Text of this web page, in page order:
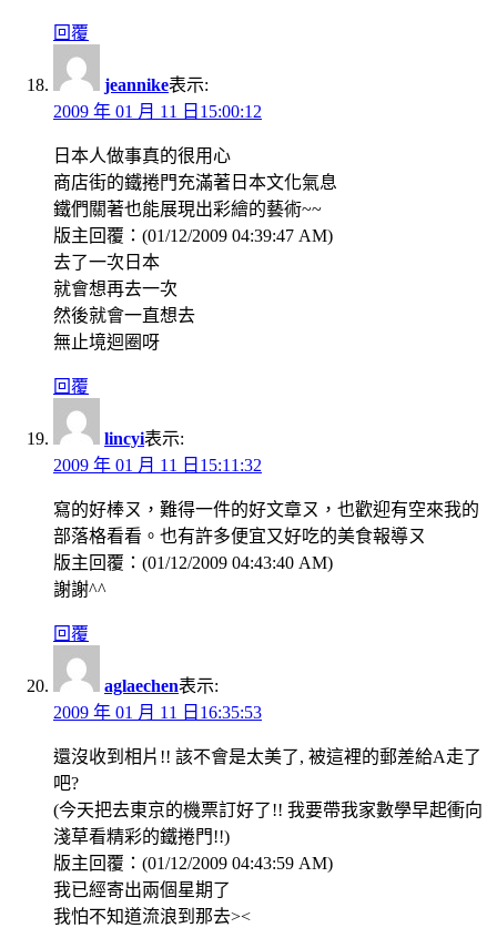
回覆
jeannike表示:
2009 年 01 月 11 日15:00:12
日本人做事真的很用心
商店街的鐵捲門充滿著日本文化氣息
鐵們關著也能展現出彩繪的藝術~~
版主回覆：(01/12/2009 04:39:47 AM)
去了一次日本
就會想再去一次
然後就會一直想去
無止境迴圈呀
回覆
lincyi表示:
2009 年 01 月 11 日15:11:32
寫的好棒ㄡ，難得一件的好文章ㄡ，也歡迎有空來我的
部落格看看。也有許多便宜又好吃的美食報導ㄡ
版主回覆：(01/12/2009 04:43:40 AM)
謝謝^^
回覆
aglaechen表示:
2009 年 01 月 11 日16:35:53
還沒收到相片!! 該不會是太美了, 被這裡的郵差給A走了
吧?
(今天把去東京的機票訂好了!! 我要帶我家數學早起衝向
淺草看精彩的鐵捲門!!)
版主回覆：(01/12/2009 04:43:59 AM)
我已經寄出兩個星期了
我怕不知道流浪到那去><